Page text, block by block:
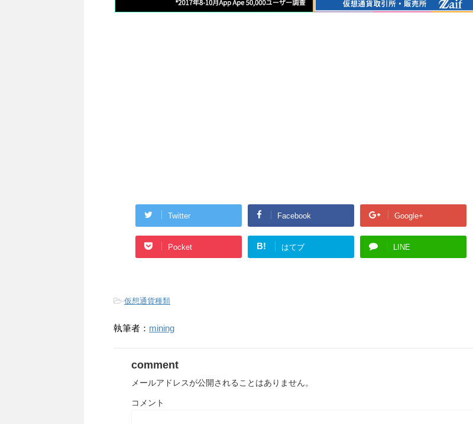
Twitter Facebook Google+
Pocket B! はてブ LINE
-仮想通貨種類
執筆者： mining
comment
メールアドレスが公開されることはありません。
コメント